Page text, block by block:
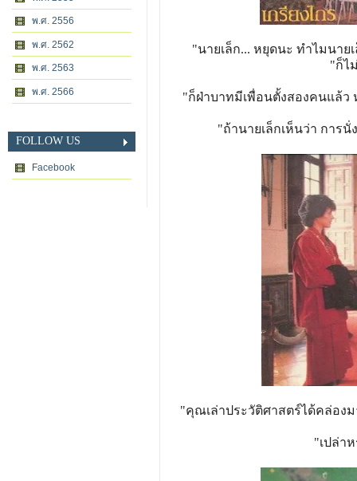
พ.ศ. 2556
พ.ศ. 2562
พ.ศ. 2563
พ.ศ. 2566
FOLLOW US
Facebook
"นายเล็ก... หยุดนะ ทำไมนา
"ก็ไ
"ก็ฝ่าบาทมีเพื่อนตั้งสองคนแล้ว
"ถ้านายเล็กเห็นว่า การ
"คุณเล่าประวัติศาสตร์ได้คล่อง
"เปล่า